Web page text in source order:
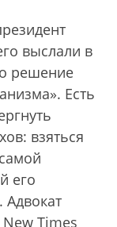
выслали в
решение
Есть
взяться
его
Адвокат
Times